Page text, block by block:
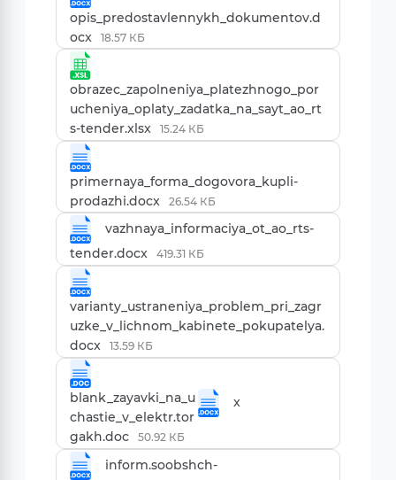
opis_predostavlennykh_dokumentov.d
ocx
18.57 КБ
obrazec_zapolneniya_platezhnogo_por
ucheniya_oplaty_zadatka_na_sayt_ao_rt
s-tender.xlsx
15.24 КБ
primernaya_forma_dogovora_kupli-
prodazhi.docx
26.54 КБ
vazhnaya_informaciya_ot_ao_rts-
tender.docx
419.31 КБ
varianty_ustraneniya_problem_pri_zagr
uzke_v_lichnom_kabinete_pokupatelya.
docx
13.59 КБ
blank_zayavki_na_u
chastie_v_elektr.tor
gakh.doc
50.92 КБ
x
inform.soobshch-